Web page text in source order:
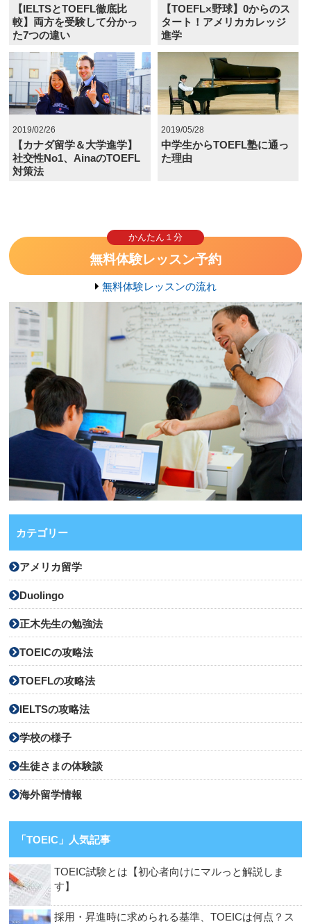
【IELTSとTOEFL徹底比
較】両方を受験して分かっ
た7つの違い
【TOEFL×野球】0からのス
タート！アメリカカレッジ
進学
2019/02/26
【カナダ留学＆大学進学】
社交性No1、AinaのTOEFL
対策法
2019/05/28
中学生からTOEFL塾に通っ
た理由
かんたん１分
無料体験レッスン予約
無料体験レッスンの流れ
カテゴリー
アメリカ留学
Duolingo
正木先生の勉強法
TOEICの攻略法
TOEFLの攻略法
IELTSの攻略法
学校の様子
生徒さまの体験談
海外留学情報
「TOEIC」人気記事
TOEIC試験とは【初心者向けにマルっと解説しま
す】
採用・昇進時に求められる基準、TOEICは何点？ス